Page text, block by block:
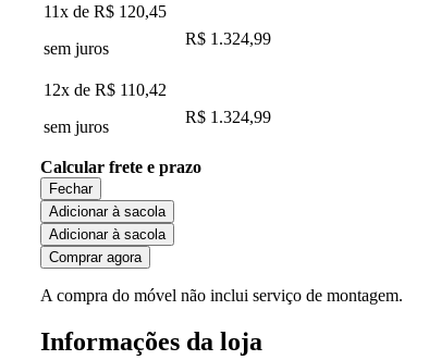
11x de R$ 120,45
sem juros
R$ 1.324,99
12x de R$ 110,42
sem juros
R$ 1.324,99
Calcular frete e prazo
Fechar
Adicionar à sacola
Adicionar à sacola
Comprar agora
A compra do móvel não inclui serviço de montagem.
Informações da loja